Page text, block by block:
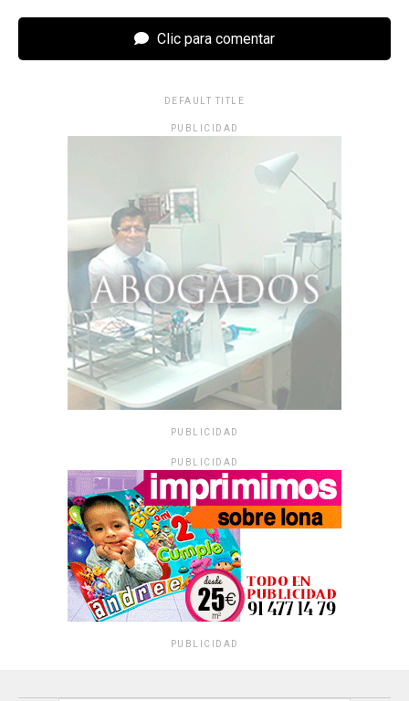
Clic para comentar
DEFAULT TITLE
PUBLICIDAD
PUBLICIDAD
PUBLICIDAD
PUBLICIDAD